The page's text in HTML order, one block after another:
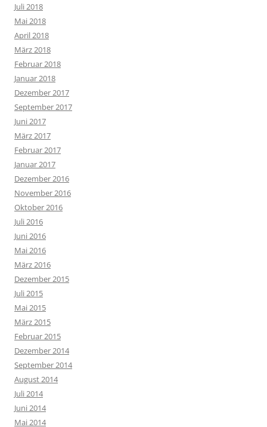
Juli 2018
Mai 2018
April 2018
März 2018
Februar 2018
Januar 2018
Dezember 2017
September 2017
Juni 2017
März 2017
Februar 2017
Januar 2017
Dezember 2016
November 2016
Oktober 2016
Juli 2016
Juni 2016
Mai 2016
März 2016
Dezember 2015
Juli 2015
Mai 2015
März 2015
Februar 2015
Dezember 2014
September 2014
August 2014
Juli 2014
Juni 2014
Mai 2014